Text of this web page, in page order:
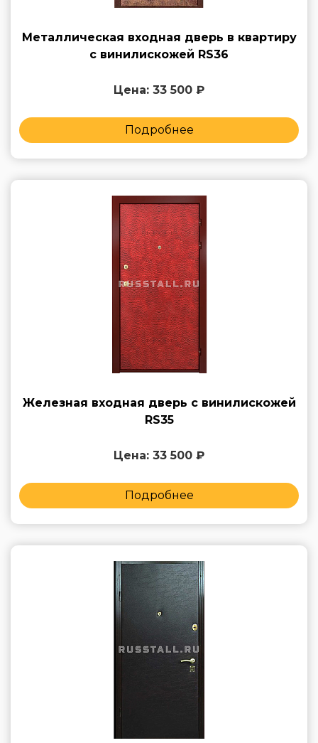
Металлическая входная дверь в квартиру
с винилискожей RS36
Цена: 33 500 ₽
Подробнее
Железная входная дверь с винилискожей
RS35
Цена: 33 500 ₽
Подробнее